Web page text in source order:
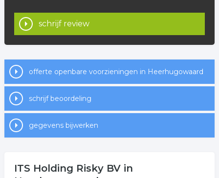
schrijf review
offerte openbare voorzieningen in Heerhugowaard
schrijf beoordeling
gegevens bijwerken
ITS Holding Risky BV in